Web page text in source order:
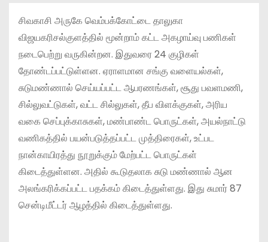
சிவகாசி அருகே வெம்பக்கோட்டை தாலுகா
விஜயகரிசல்குளத்தில் மூன்றாம் கட்ட அகழாய்வு பணிகள்
நடைபெற்று வருகின்றன. இதுவரை 24 குழிகள்
தோண்டப்பட்டுள்ளன. ஏராளமான சங்கு வளையல்கள்,
சுடுமண்ணால் செய்யப்பட்ட ஆபரணங்கள், சூது பவளமணி,
சில்லுவட்டுகள், வட்ட சில்லுகள், தீப விளக்குகள், அரிய
வகை செப்புக்காசுகள், மண்பாண்ட பொருட்கள், அயல்நாட்டு
வணிகத்தில் பயன்படுத்தப்பட்ட முத்திரைகள், உட்பட
நான்காயிரத்து நூறுக்கும் மேற்பட்ட பொருட்கள்
கிடைத்துள்ளன. அதில் கூடுதலாக சுடு மண்ணால் ஆன
அலங்கரிக்கப்பட்ட பதக்கம் கிடைத்துள்ளது. இது சுமார் 87
சென்டிமீட்டர் ஆழத்தில் கிடைத்துள்ளது.